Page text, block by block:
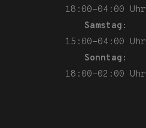
18:00-04:00 Uhr
Samstag:
15:00-04:00 Uhr
Sonntag:
18:00-02:00 Uhr